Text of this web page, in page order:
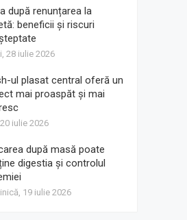
după renunțarea la
beneficii și riscuri
28 iulie 2026
ul plasat central oferă un
mai proaspăt și mai
20 iulie 2026
după masă poate
digestia și controlul
19 iulie 2026